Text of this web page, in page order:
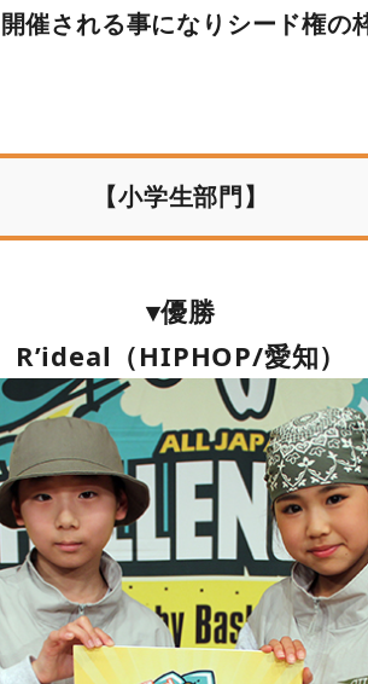
催される事になりシード権の
【小学生部門】
▾優勝
R’ideal（HIPHOP/愛知）